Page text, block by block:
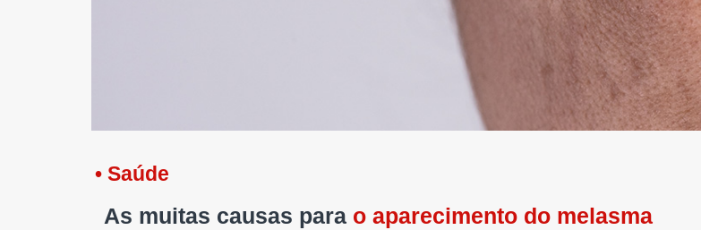
• Saúde
As muitas causas para o aparecimento do melasma